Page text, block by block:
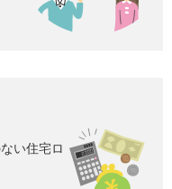
い住宅ロ